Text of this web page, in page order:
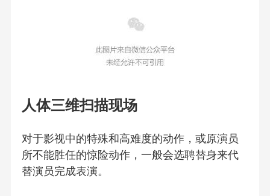
人体三维扫描现场
对于影视中的特殊和高难度的动作，或原演员
所不能胜任的惊险动作，一般会选聘替身来代
替演员完成表演。